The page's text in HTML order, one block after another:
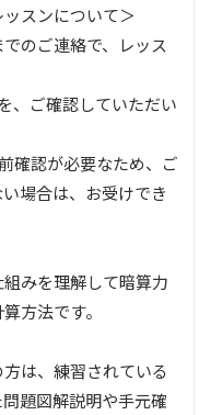
ッスンについて＞
のご連絡で、レッス
、ご確認していただい
確認が必要なため、ご
場合は、お受けでき
みを理解して暗算力
方法です。
は、練習されている
題図解説明や手元確